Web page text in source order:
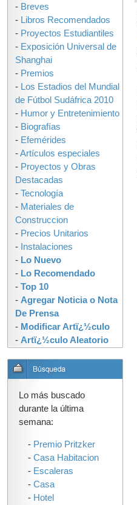
- Breves
- Libros Recomendados
- Proyectos Estudiantiles
- Exposición Universal de
Shanghai
- Premios
- Los Estadios del Mundial
de Fútbol Sudáfrica 2010
- Humor y Entretenimiento
- Biografías
- Efemérides
-Artículos especiales
- Proyectos y Obras
Destacadas
- Tecnología
- Materiales de
Construccion
- Precios Unitarios
- Instalaciones
- Lo Nuevo
- Lo Recomendado
- Top 10
- Agregar Noticia o Nota
De Prensa
- Modificar Artï¿½culo
- Artï¿½culo Aleatorio
Lo más buscado
durante la última
semana:
- Premio Pritzker
- Casa Habitacion
- Escaleras
- Casa
- Hotel